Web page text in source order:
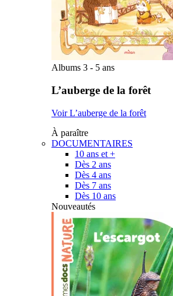
Albums 3 - 5 ans
L’auberge de la forêt
Voir L’auberge de la forêt
À paraître
DOCUMENTAIRES
10 ans et +
Dès 2 ans
Dès 4 ans
Dès 7 ans
Dès 10 ans
Nouveautés